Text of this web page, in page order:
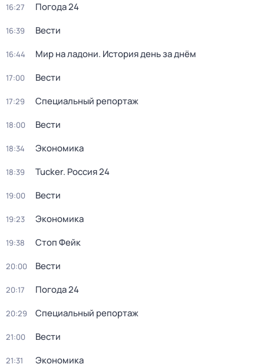
16:27 Погода 24
16:39 Вести
16:44 Мир на ладони. История день за днём
17:00 Вести
17:29 Специальный репортаж
18:00 Вести
18:34 Экономика
18:39 Tucker. Россия 24
19:00 Вести
19:23 Экономика
19:38 Стоп Фейк
20:00 Вести
20:17 Погода 24
20:29 Специальный репортаж
21:00 Вести
21:31 Экономика